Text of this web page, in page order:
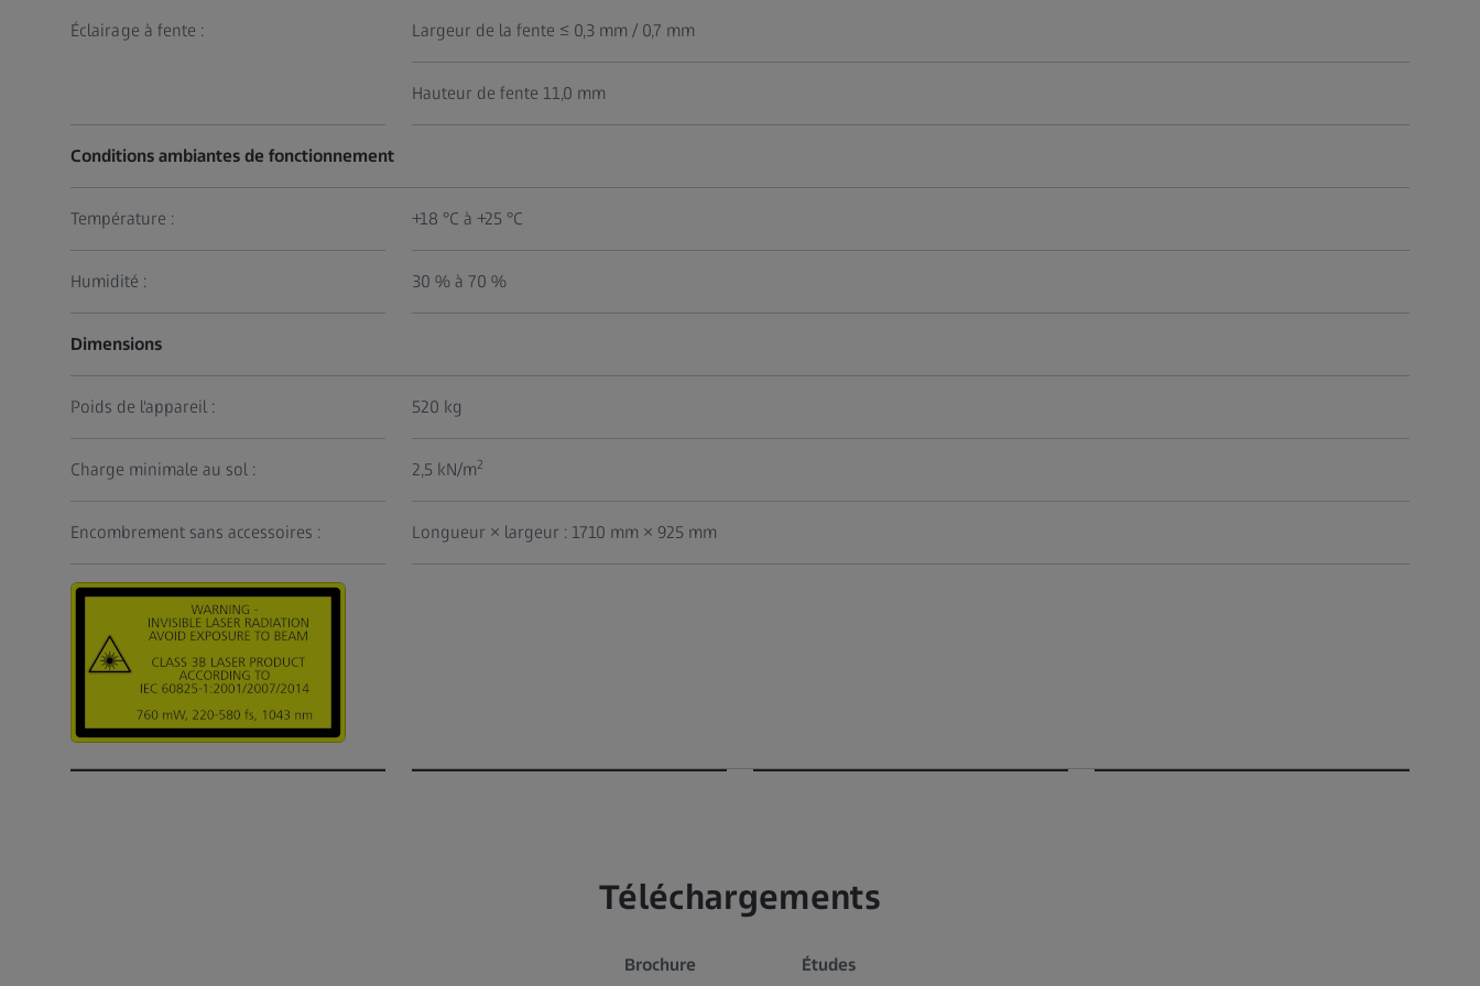
Éclairage à fente : Largeur de la fente ≤ 0,3 mm / 0,7 mm
Hauteur de fente 11,0 mm
Conditions ambiantes de fonctionnement
Température : +18 °C à +25 °C
Humidité : 30 % à 70 %
Dimensions
Poids de l'appareil : 520 kg
Charge minimale au sol : 2,5 kN/m2
Encombrement sans accessoires : Longueur × largeur : 1710 mm × 925 mm
Téléchargements
Brochure Études